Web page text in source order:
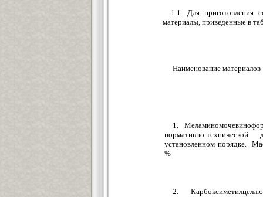
1.1. Для приготовления
материалы, приведенные в
Наименование материалов
1.
нормативно-
установленном порядке.
%
2.